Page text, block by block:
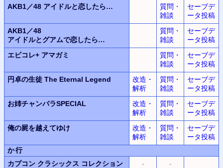
AKB1／48 アイドルと恋したら…
質問・
雑談
セーブデ
ータ投稿
AKB1／48
アイドルとグアムで恋したら…
質問・
雑談
セーブデ
ータ投稿
エビコレ+ アマガミ
質問・
雑談
セーブデ
ータ投稿
円卓の生徒 The Eternal Legend
改造・
解析
質問・
雑談
セーブデ
ータ投稿
お姉チャンバラSPECIAL
改造・
解析
質問・
雑談
セーブデ
ータ投稿
俺の屍を越えてゆけ
改造・
解析
質問・
雑談
セーブデ
ータ投稿
か行
カプコン クラシックス コレクション - -